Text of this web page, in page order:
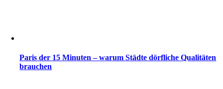
Paris der 15 Minuten – warum Städte dörfliche Qualitäten
brauchen